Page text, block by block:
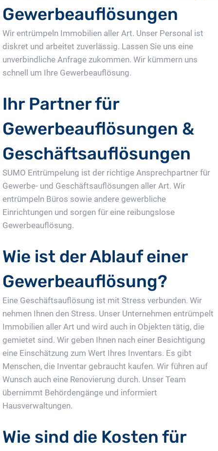
Gewerbeauflösungen
Wir entrümpeln Immobilien aller Art. Unser Personal ist
diskret und arbeitet zuverlässig. Lassen Sie uns eine
unverbindliche Anfrage zukommen. Wir kümmern uns
schnell um Ihre Gewerbeauflösung.
Ihr Partner für
Gewerbeauflösungen &
Geschäftsauflösungen
SUMO Entrümpelung ist der richtige Ansprechpartner für
Gewerbe- und Geschäftsauflösungen aller Art. Wir
entrümpeln Büros sowie andere gewerbliche
Einrichtungen und sorgen für eine reibungslose
Gewerbeauflösung.
Wie ist der Ablauf einer
Gewerbeauflösung?
Eine Geschäftsauflösung ist mit Stress verbunden. Wir
nehmen Ihnen den Stress. Unser Unternehmen entrümpelt
Immobilien aller Art und wird auch in Objekten tätig, die
gemietet sind. Wir geben Ihnen nach einer Besichtigung
eine Einschätzung zum Wert Ihres Inventars. Es gibt
Menschen, die Inventar gebraucht kaufen. Wir führen auf
Wunsch auch eine Renovierung durch. Unser Team
übernimmt Behördengänge und informiert
Hausverwaltungen.
Wie sind die Kosten für